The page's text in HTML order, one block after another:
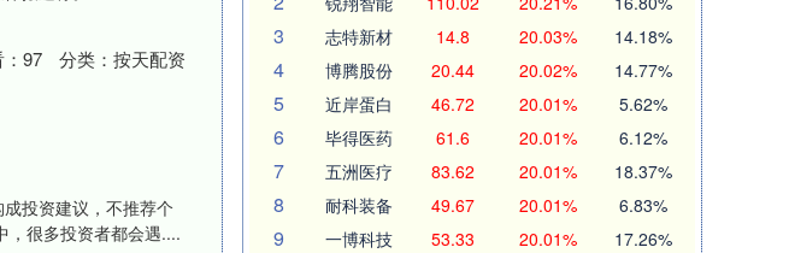
97 分类： 按天配资
投资建议，不推荐个
，很多投资者都会遇....
3 志特新材 14.8 20.03% 14.18%
4 博腾股份 20.44 20.02% 14.77%
5 近岸蛋白 46.72 20.01% 5.62%
6 毕得医药 61.6 20.01% 6.12%
7 五洲医疗 83.62 20.01% 18.37%
8 耐科装备 49.67 20.01% 6.83%
9 一博科技 53.33 20.01% 17.26%